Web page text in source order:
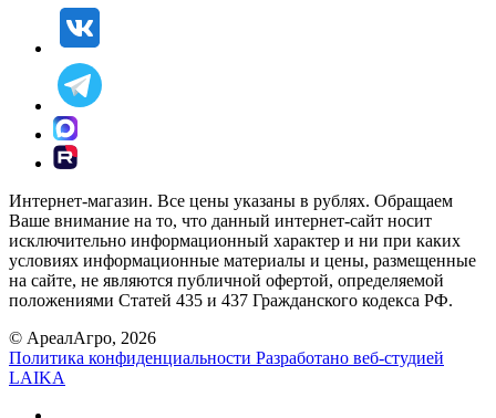
Интернет-магазин. Все цены указаны в рублях. Обращаем
Ваше внимание на то, что данный интернет-сайт носит
исключительно информационный характер и ни при каких
условиях информационные материалы и цены, размещенные
на сайте, не являются публичной офертой, определяемой
положениями Статей 435 и 437 Гражданского кодекса РФ.
© АреалАгро, 2026
Политика конфиденциальности Разработано веб-студией
LAIKA